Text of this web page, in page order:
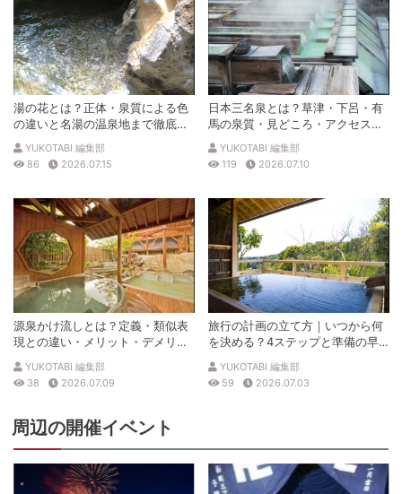
湯の花とは？正体・泉質による色
の違いと名湯の温泉地まで徹底解
説
YUKOTABI 編集部
86
2026.07.15
日本三名泉とは？草津・下呂・有
馬の泉質・見どころ・アクセスを
徹底解説
YUKOTABI 編集部
119
2026.07.10
源泉かけ流しとは？定義・類似表
現との違い・メリット・デメリッ
トを解説
YUKOTABI 編集部
38
2026.07.09
旅行の計画の立て方｜いつから何
を決める？4ステップと準備の早
見表
YUKOTABI 編集部
59
2026.07.03
周辺の開催イベント